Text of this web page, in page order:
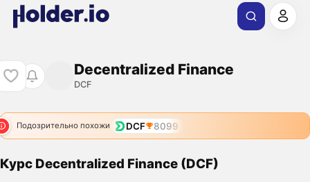
Decentralized Finance
DCF
Подозрительно похожи DCF 8099
Курс Decentralized Finance (DCF)